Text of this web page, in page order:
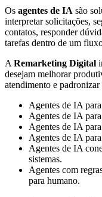
Os agentes de IA são
interpretar solicitações,
contatos, responder
tarefas dentro de um
A Remarketing Digital
desejam melhorar
atendimento e
Agentes de IA
Agentes de IA
Agentes de IA
Agentes de IA
Agentes de IA
sistemas.
Agentes com
para humano.